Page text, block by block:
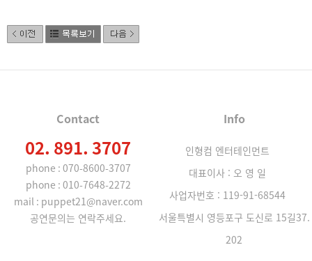
Contact
02. 891. 3707
phone : 070-8600-3707
phone : 010-7648-2272
mail : puppet21@naver.com
공연문의는 연락주세요.
Info
인형컴 엔터테인먼트
대표이사 : 오 영 일
사업자번호 : 119-91-68544
서울특별시 영등포구 도신로 15길37.
202